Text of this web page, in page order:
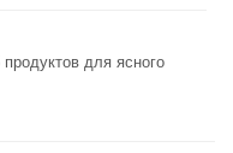
для ясного